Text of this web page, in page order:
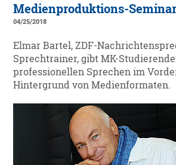
Medienproduktions-
04/25/2018
Elmar Bartel, ZDF-
Sprechtrainer, gibt MK-
professionellen Sprechen im
Hintergrund von Medienformaten.